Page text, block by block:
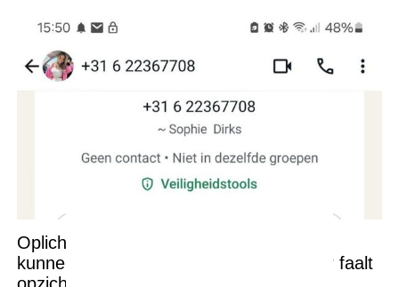
Oplichter denkt via WhatsApp geld af te
kunnen troggelen van oude dame, maar faalt